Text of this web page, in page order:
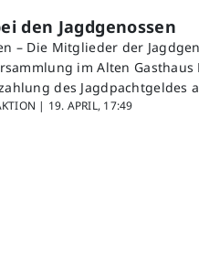
den Jagdgenossen
– Die Mitglieder der
im Alten
des Jagdpachtgeldes
| 19. APRIL, 17:49